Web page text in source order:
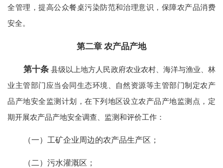
全管理，提高公众餐桌污染防范和治理意识，保障农产品消费
安全。
第二章 农产品产地
第十条 县级以上地方人民政府农业农村、海洋与渔业、林
业主管部门应当会同生态环境、自然资源等主管部门制定农产
品产地安全监测计划，在下列地区设立农产品产地监测点，定
期开展农产品产地安全调查、监测和评价工作：
（一）工矿企业周边的农产品生产区；
（二）污水灌溉区；